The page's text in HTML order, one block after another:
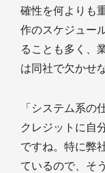
確性を何よりも
作のスケジュー
ることも多く、
は同社で欠かせ
「システム系の
クレジットに自
ですね。特に弊
ているので、そ